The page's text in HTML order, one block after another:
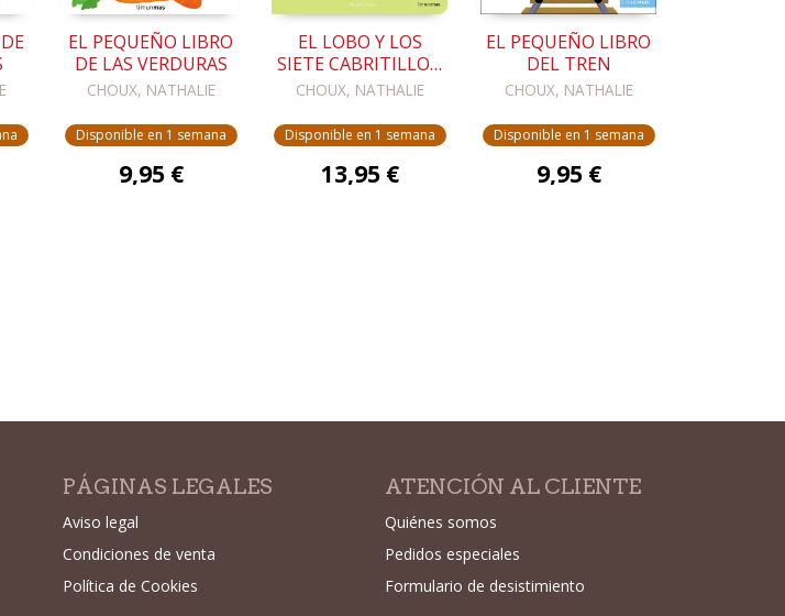
EL PEQUEÑO LIBRO
DE LAS VERDURAS
CHOUX, NATHALIE
Disponible en 1 semana
9,95 €
EL LOBO Y LOS
SIETE CABRITILLOS.
CUENTO CON
CHOUX, NATHALIE
Disponible en 1 semana
13,95 €
EL PEQUEÑO LIBRO
DEL TREN
CHOUX, NATHALIE
Disponible en 1 semana
9,95 €
PÁGINAS LEGALES
Aviso legal
Condiciones de venta
Política de Cookies
ATENCIÓN AL CLIENTE
Quiénes somos
Pedidos especiales
Formulario de desistimiento